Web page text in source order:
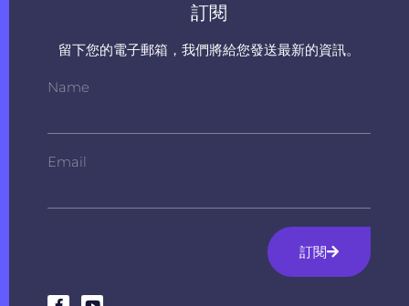
訂閱
留下您的電子郵箱，我們將給您發送最新的資訊。
Name
Email
訂閱